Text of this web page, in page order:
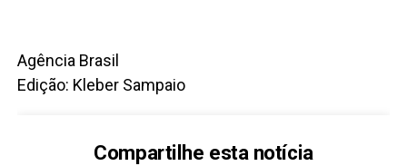
Agência Brasil
Edição: Kleber Sampaio
Compartilhe esta notícia